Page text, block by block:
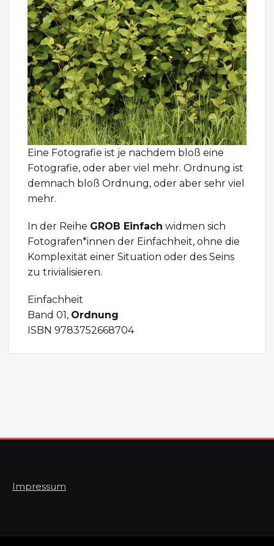
Eine Fotografie ist je nachdem bloß eine
Fotografie, oder aber viel mehr. Ordnung ist
demnach bloß Ordnung, oder aber sehr viel
mehr.
In der Reihe GROB Einfach widmen sich
Fotografen*innen der Einfachheit, ohne die
Komplexität einer Situation oder des Seins
zu trivialisieren.
Einfachheit
Band 01, Ordnung
ISBN 9783752668704
Impressum